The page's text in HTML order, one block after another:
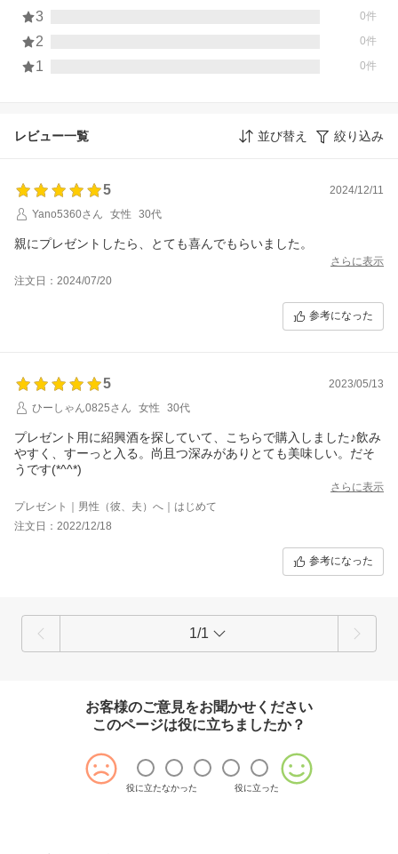
3 0件
2 0件
1 0件
レビュー一覧 並び替え 絞り込み
5
2024/12/11
Yano5360さん
女性 30代
親にプレゼントしたら、とても喜んでもらいました。
さらに表示
注文日：2024/07/20
参考になった
5
2023/05/13
ひーしゃん0825さん
女性 30代
プレゼント用に紹興酒を探していて、こちらで購入しました♪飲み
やすく、すーっと入る。尚且つ深みがありとても美味しい。だそ
うです(*^^*)
さらに表示
プレゼント｜男性（彼、夫）へ｜はじめて
注文日：2022/12/18
参考になった
1/1
お客様のご意見をお聞かせください
このページは役に立ちましたか？
役に立たなかった 役に立った